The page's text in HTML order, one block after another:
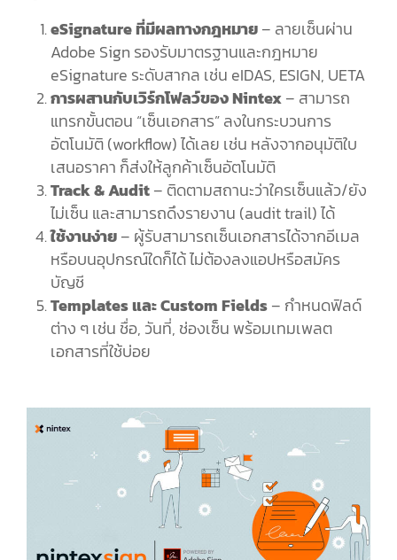
eSignatureที่มีผลทางกฎหมาย– ลายเซ็นผ่าน
Adobe Sign รองรับมาตรฐานและกฎหมาย
eSignature ระดับสากล เช่น eIDAS, ESIGN, UETA
การผสานกับเวิร์กโฟลว์ของNintex– สามารถ
แทรกขั้นตอน “เซ็นเอกสาร”ลงในกระบวนการ
อัตโนมัติ(workflow)ได้เลย เช่น หลังจากอนุมัติใบ
เสนอราคา ก็ส่งให้ลูกค้าเซ็นอัตโนมัติ
Track & Audit– ติดตามสถานะว่าใครเซ็นแล้ว/ยัง
ไม่เซ็น และสามารถดึงรายงาน (audit trail)ได้
ใช้งานง่าย– ผู้รับสามารถเซ็นเอกสารได้จากอีเมล
หรือบนอุปกรณ์ใดก็ได้ ไม่ต้องลงแอปหรือสมัคร
บัญชี
TemplatesและCustom Fields– กำหนดฟิลด์
ต่าง ๆ เช่น ชื่อ, วันที่, ช่องเซ็น พร้อมเทมเพลต
เอกสารที่ใช้บ่อย